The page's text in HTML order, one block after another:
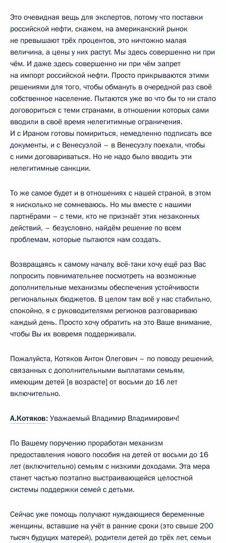
Это очевидная вещь для экспертов, потому что поставки
российской нефти, скажем, на американский рынок
не превышают трёх процентов, это ничтожно малая
величина, а цены у них растут. Мы здесь совершенно ни при
чём. И даже здесь совершенно ни при чём запрет
на импорт российской нефти. Просто прикрываются этими
решениями для того, чтобы обмануть в очередной раз своё
собственное население. Пытаются уже во что бы то ни стало
договориться с теми странами, в отношении которых сами
вводили в своё время нелегитимные ограничения.
И с Ираном готовы помириться, немедленно подписать все
документы, и с Венесуэлой – в Венесуэлу поехали, чтобы
с ними договариваться. Но не надо было вводить эти
нелегитимные санкции.
То же самое будет и в отношениях с нашей страной, в этом
я нисколько не сомневаюсь. Но мы вместе с нашими
партнёрами – с теми, кто не признаёт этих незаконных
действий, – безусловно, найдём решение по всем
проблемам, которые пытаются нам создать.
Возвращаясь к самому началу, всё-таки хочу ещё раз Вас
попросить повнимательнее посмотреть на возможные
дополнительные механизмы обеспечения устойчивости
региональных бюджетов. В целом там всё у нас стабильно,
спокойно, я с руководителями регионов разговариваю
каждый день. Просто хочу обратить на это Ваше внимание,
чтобы Вы их вовремя поддерживали.
Пожалуйста, Котяков Антон Олегович – по поводу решений,
связанных с дополнительными выплатами семьям,
имеющим детей [в возрасте] от восьми до 16 лет
включительно.
А.Котяков: Уважаемый Владимир Владимирович!
По Вашему поручению проработан механизм
предоставления нового пособия на детей от восьми до 16
лет (включительно) семьям с низкими доходами. Эта мера
станет частью поэтапно выстраивающейся целостной
системы поддержки семей с детьми.
Сейчас уже помощь получают нуждающиеся беременные
женщины, вставшие на учёт в ранние сроки (это свыше 200
тысяч будущих матерей), родители детей до трёх лет, семьи